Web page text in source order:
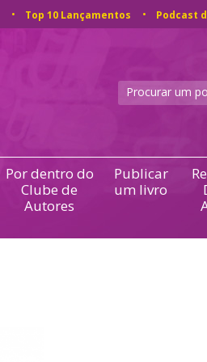
Top 10 Lançamentos Podcast
Por dentro do
Clube de
Autores
Publicar
um livro